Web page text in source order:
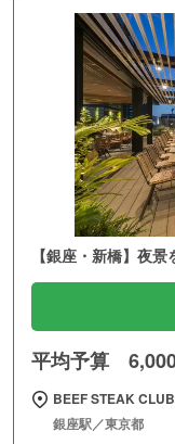
【銀座・新橋】夜
平均予算
BEEF STEAK
銀座駅／東京都